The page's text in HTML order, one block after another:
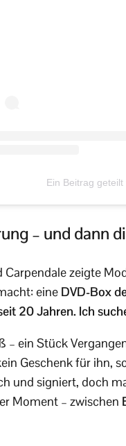
Ein Beitrag
– und dann
zeigte
eine DVD-Box
20 Jahren. Ich
– ein Stück
Geschenk für ihn,
und signiert, doch
Moment – zwischen